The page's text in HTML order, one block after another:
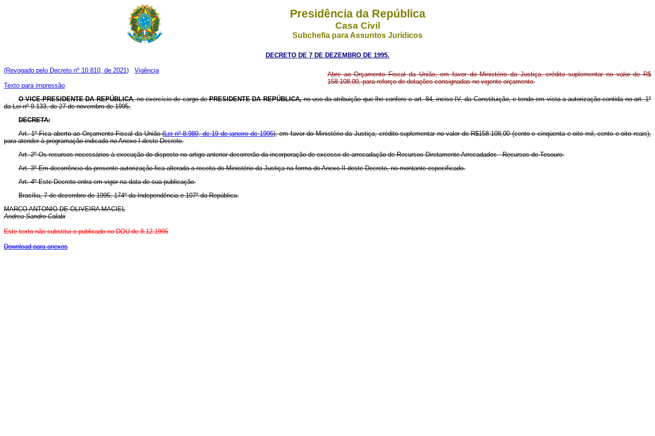
Presidência da República
Casa Civil
Subchefia para Assuntos Jurídicos
DECRETO DE 7 DE DEZEMBRO DE 1995.
(Revogado pelo Decreto nº 10.810, de 2021) Vigência
Texto para impressão
Abre ao Orçamento Fiscal da União, em favor do Ministério da Justiça, crédito suplementar no valor de R$
158.108,00, para reforço de dotações consignadas no vigente orçamento.
O VICE-PRESIDENTE DA REPÚBLICA, no exercício de cargo dePRESIDENTE DA REPÚBLICA,no uso da atribuição que lhe confere o art. 84, inciso IV, da Constituição, e tendo em vista a autorização contida no art. 1º
da Lei nº 9.133, de 27 de novembro de 1995,
DECRETA:
Art. 1º Fica aberto ao Orçamento Fiscal da União (Lei nº 8.980, de 19 de janeiro de 1995), em favor do Ministério da Justiça, crédito suplementar no valor de R$158.108,00 (cento e cinqüenta e oito mil, cento e oito reais),
para atender à programação indicada no Anexo I deste Decreto.
Art. 2º Os recursos necessários à execução do disposto no artigo anterior decorrerão da incorporação de excesso de arrecadação de Recursos Diretamente Arrecadados - Recursos do Tesouro.
Art. 3º Em decorrência da presente autorização fica alterada a receita do Ministério da Justiça na forma do Anexo II deste Decreto, no montante especificado.
Art. 4º Este Decreto entra em vigor na data de sua publicação.
Brasília, 7 de dezembro de 1995; 174º da Independência e 107º da República.
MARCO ANTONIO DE OLIVEIRA MACIEL
Andrea Sandro Calabi
Este texto não substitui o publicado no DOU de 8.12.1995
Download para anexos